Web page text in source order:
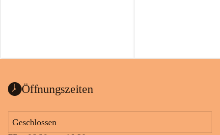
Öffnungszeiten
Geschlossen